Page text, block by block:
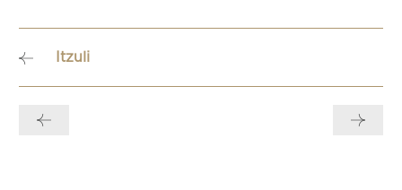
Itzuli
zehar